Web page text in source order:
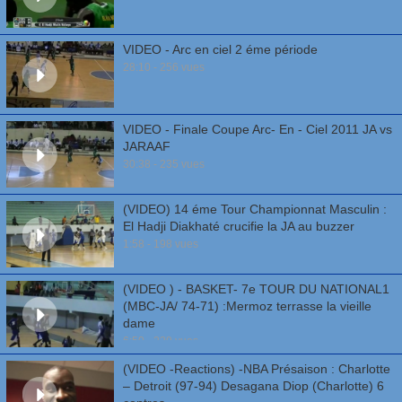
VIDEO - Arc en ciel 2 éme période
28:10 - 256 vues
VIDEO - Finale Coupe Arc- En - Ciel 2011 JA vs
JARAAF
30:38 - 235 vues
(VIDEO) 14 éme Tour Championnat Masculin :
El Hadji Diakhaté crucifie la JA au buzzer
1:58 - 198 vues
(VIDEO ) - BASKET- 7e TOUR DU NATIONAL1
(MBC-JA/ 74-71) :Mermoz terrasse la vieille
dame
6:50 - 229 vues
(VIDEO -Reactions) -NBA Présaison : Charlotte
– Detroit (97-94) Desagana Diop (Charlotte) 6